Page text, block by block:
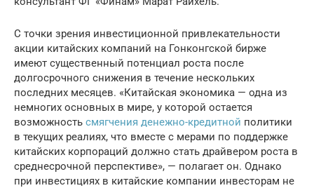
С точки зрения инвестиционной привлекательности
акции китайских компаний на Гонконгской бирже
имеют существенный потенциал роста после
долгосрочного снижения в течение нескольких
последних месяцев. «Китайская экономика — одна из
немногих основных в мире, у которой остается
возможность смягчения денежно-кредитной политики
в текущих реалиях, что вместе с мерами по поддержке
китайских корпораций должно стать драйвером роста в
среднесрочной перспективе», — полагает он. Однако
при инвестициях в китайские компании инвесторам не